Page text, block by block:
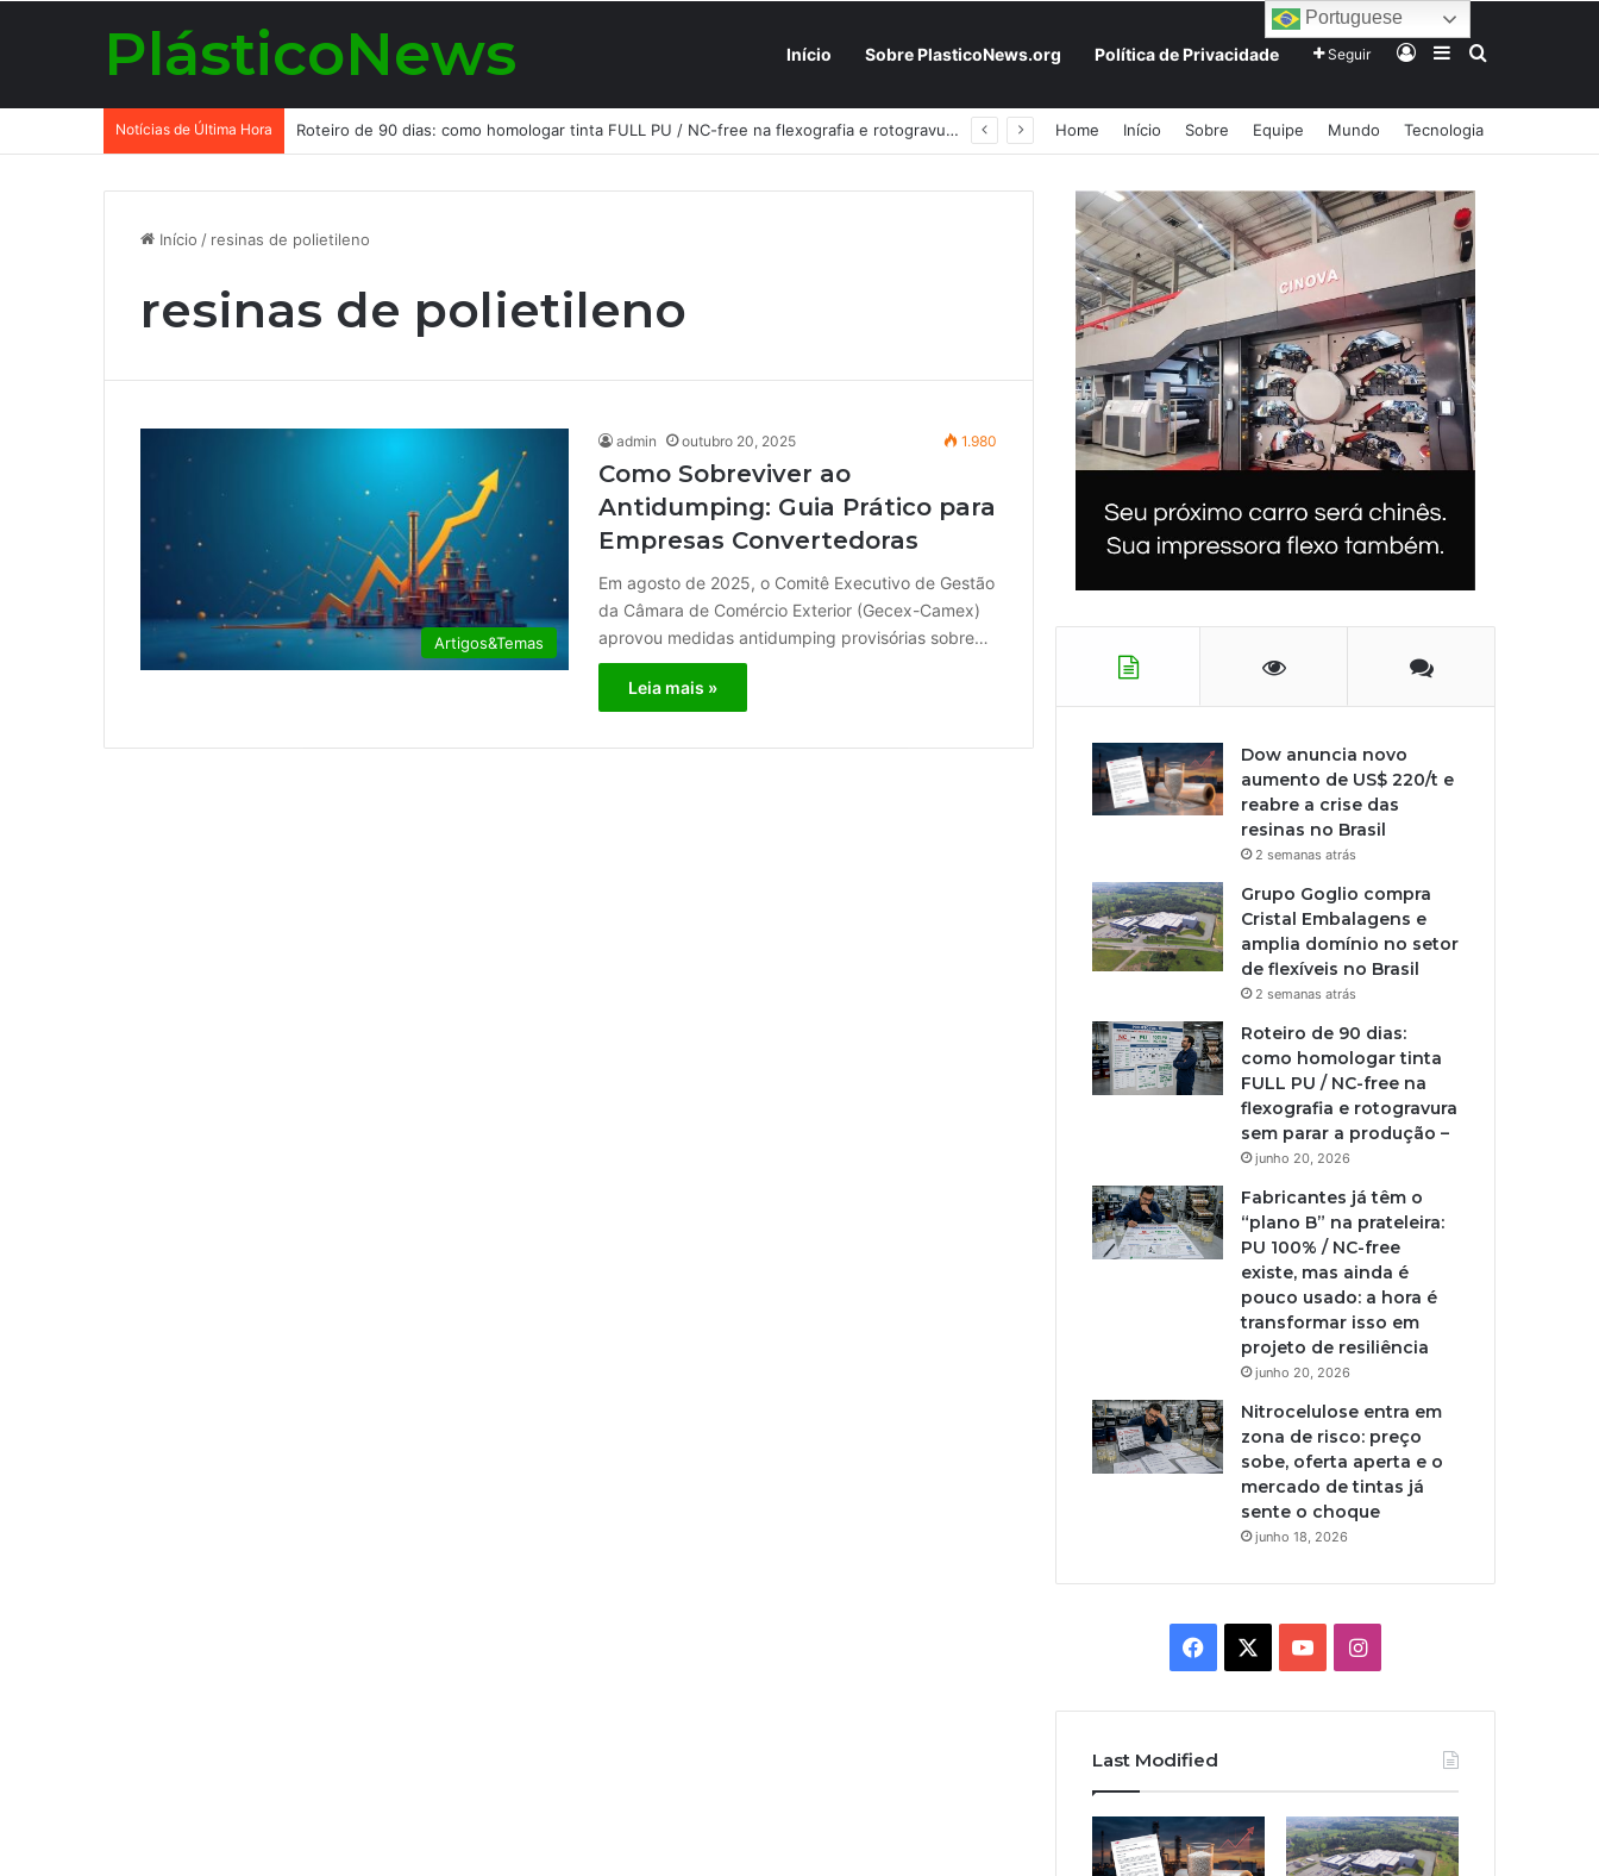
PlásticoNews Início Sobre PlasticoNews.org Política de Privacidade Seguir EntrarBarra Lateral
Procurar por
Notícias de Última Hora Fabricantes já têm o “plano B” na prateleira: PU 100% / NC-free existe, mas ainda é pouco usado: a hora é transformar isso em projeto de resiliência Home Início Sobre Equipe Mundo Tecnologia
Início / resinas de polietileno
resinas de polietileno
Artigos&Temas
admin outubro 20, 2025 1.980
Como Sobreviver ao
Antidumping: Guia Prático para
Empresas Convertedoras
Em agosto de 2025, o Comitê Executivo de Gestão
da Câmara de Comércio Exterior (Gecex-Camex)
aprovou medidas antidumping provisórias sobre…
Leia mais »
Dow anuncia novo
aumento de US$ 220/t e
reabre a crise das
resinas no Brasil
2 semanas atrás
Grupo Goglio compra
Cristal Embalagens e
amplia domínio no setor
de flexíveis no Brasil
2 semanas atrás
Roteiro de 90 dias:
como homologar tinta
FULL PU / NC-free na
flexografia e rotogravura
sem parar a produção –
junho 20, 2026
Fabricantes já têm o
“plano B” na prateleira:
PU 100% / NC-free
existe, mas ainda é
pouco usado: a hora é
transformar isso em
projeto de resiliência
junho 20, 2026
Nitrocelulose entra em
zona de risco: preço
sobe, oferta aperta e o
mercado de tintas já
sente o choque
junho 18, 2026
Facebook YouTubeInstagram
Last Modified
Portuguese